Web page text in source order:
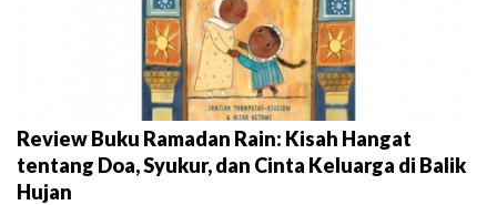
Review Buku Ramadan Rain: Kisah Hangat
tentang Doa, Syukur, dan Cinta Keluarga di Balik
Hujan